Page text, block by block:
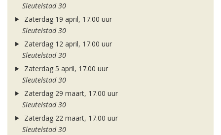
Sleutelstad 30
Zaterdag 19 april, 17.00 uur
Sleutelstad 30
Zaterdag 12 april, 17.00 uur
Sleutelstad 30
Zaterdag 5 april, 17.00 uur
Sleutelstad 30
Zaterdag 29 maart, 17.00 uur
Sleutelstad 30
Zaterdag 22 maart, 17.00 uur
Sleutelstad 30